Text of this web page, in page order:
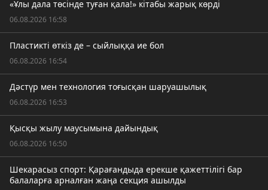
«Ұлы дала төсінде туған қала!» кітабы жарық көрді
06.08.2026 16:58
Пластикті өткіз де – сыйлыққа ие бол
06.08.2026 16:54
Дәстүр мен технология тоғысқан шаруашылық
06.08.2026 16:53
Қысқы жылу маусымына дайындық
06.08.2026 16:50
Шекарасыз спорт: Қарағандыда ерекше қажеттілігі бар
балаларға арналған жаңа секция ашылды